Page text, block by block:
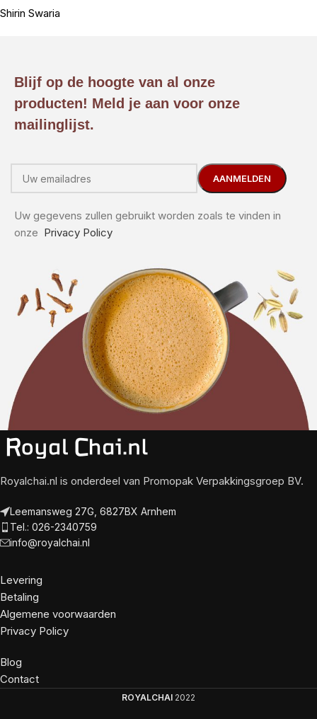
Shirin Swaria
Blijf op de hoogte van al onze
producten! Meld je aan voor onze
mailinglijst.
Uw gegevens zullen gebruikt worden zoals te vinden in
onze Privacy Policy
Royalchai.nl is onderdeel van Promopak Verpakkingsgroep BV.
Leemansweg 27G, 6827BX Arnhem
Tel.: 026-2340759
info@royalchai.nl
Levering
Betaling
Algemene voorwaarden
Privacy Policy
Blog
Contact
ROYALCHAI 2022